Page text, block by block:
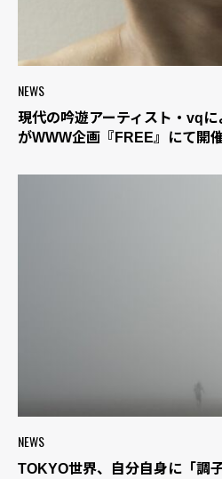
NEWS
現代の吟遊アーティスト・vq
がWWW企画『FREE』にて開
NEWS
TOKYO世界、自分自身に「調